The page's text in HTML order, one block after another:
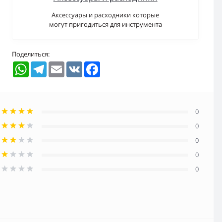
Аксессуары и расходники которые
могут пригодиться для инструмента
Поделиться:
WhatsAppTelegramEmail VK
0
0
0
0
0